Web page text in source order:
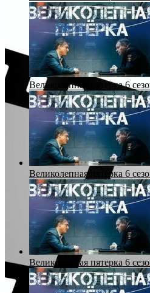
Великолепная пятерка 6
Великолепная пятерка 6
Великолепная пятерка 6